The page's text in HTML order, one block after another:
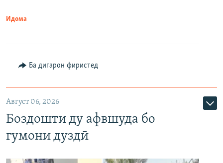
Идома
Ба дигарон фиристед
Август 06, 2026
Боздошти ду афвшуда бо
гумони дуздӣ